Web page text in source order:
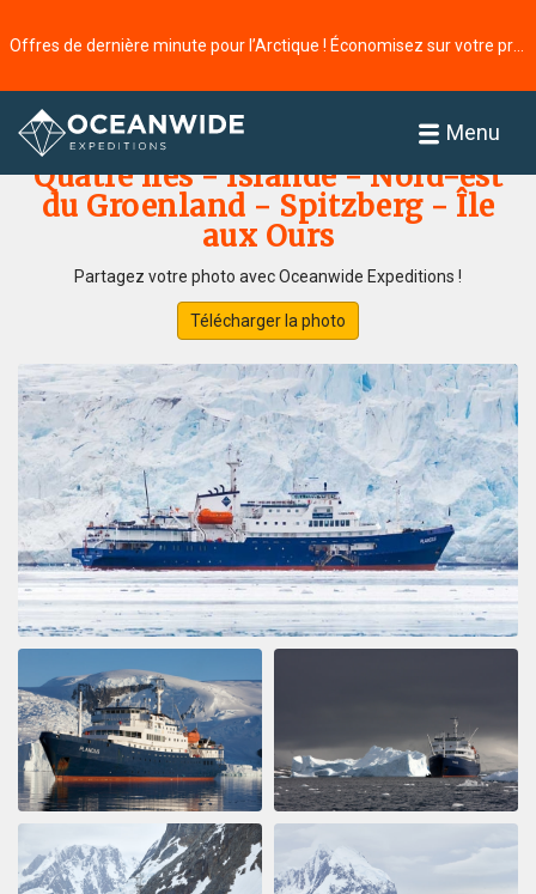
Menu
Accueil
Quatre îles - Islande - Nord-est
du Groenland - Spitzberg - Île
aux Ours
Partagez votre photo avec Oceanwide Expeditions !
Télécharger la photo